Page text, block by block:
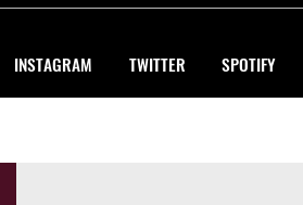
INSTAGRAM TWITTER SPOTIFY